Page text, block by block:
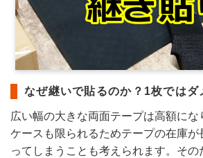
なぜ継いで貼るのか？1枚ではダ
広い幅の大きな両面テープは高額にな
ケースも限られるためテープの在庫が
ってしまうことも考えられます。そ